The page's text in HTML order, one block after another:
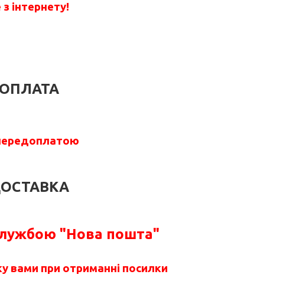
інтернету!
"Нова пошта"
вами при отриманні посилки